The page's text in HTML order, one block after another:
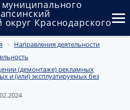
Краснодарского
Направления деятельности
(демонтаже) рекламных
и (или) эксплуатируемых без